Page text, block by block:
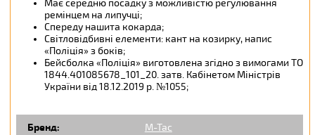
Має середню посадку з можливістю регулювання
ремінцем на липучці;
Спереду нашита кокарда;
Світловідбивні елементи: кант на козирку, напис
«Поліція» з боків;
Бейсболка «Поліція» виготовлена згідно з вимогами ТО
1844.401085678_101_20. затв. Кабінетом Міністрів
України від 18.12.2019 р. №1055;
Бренд: M-Tac